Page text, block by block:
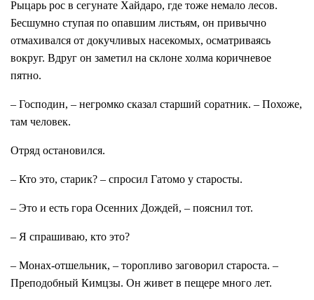
Рыцарь рос в сегунате Хайдаро, где тоже немало лесов.
Бесшумно ступая по опавшим листьям, он привычно
отмахивался от докучливых насекомых, осматриваясь
вокруг. Вдруг он заметил на склоне холма коричневое
пятно.
– Господин, – негромко сказал старший соратник. – Похоже,
там человек.
Отряд остановился.
– Кто это, старик? – спросил Гатомо у старосты.
– Это и есть гора Осенних Дождей, – пояснил тот.
– Я спрашиваю, кто это?
– Монах-отшельник, – торопливо заговорил староста. –
Преподобный Кимцзы. Он живет в пещере много лет.